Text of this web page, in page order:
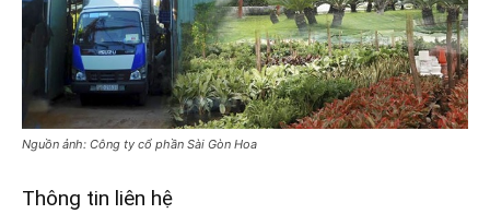
Nguồn ảnh: Công ty cổ phần Sài Gòn Hoa
Thông tin liên hệ